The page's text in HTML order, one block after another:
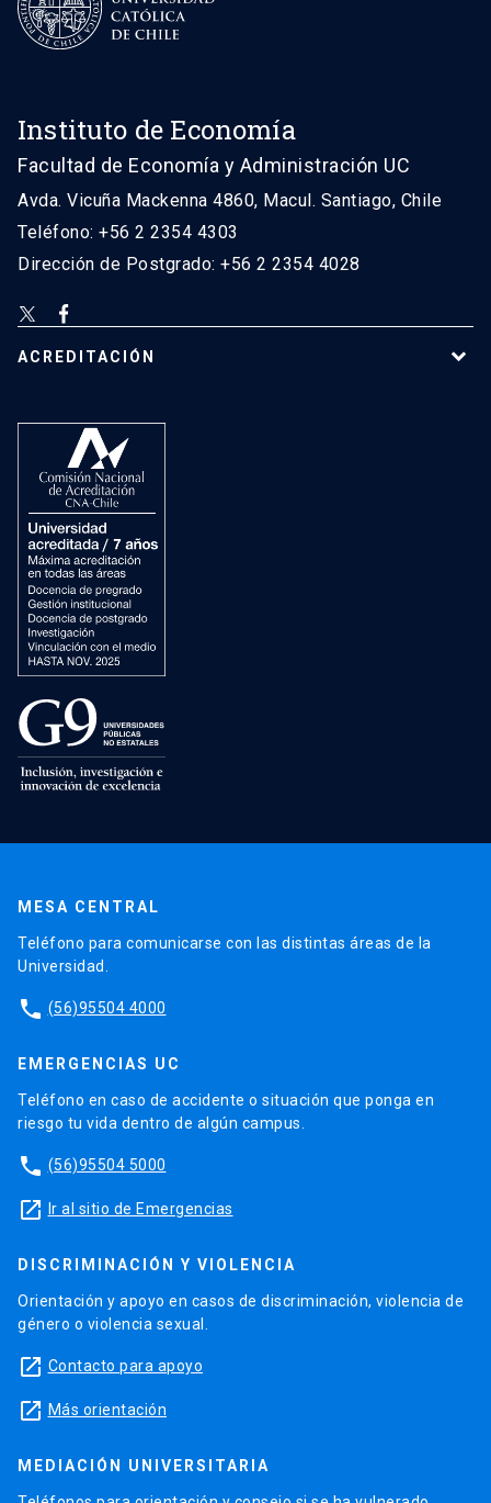
Instituto de Economía
Facultad de Economía y Administración UC
Avda. Vicuña Mackenna 4860, Macul. Santiago, Chile
Teléfono: +56 2 2354 4303
Dirección de Postgrado: +56 2 2354 4028
ACREDITACIÓN
MESA CENTRAL
Teléfono para comunicarse con las distintas áreas de la
Universidad.
phone (56)95504 4000
EMERGENCIAS UC
Teléfono en caso de accidente o situación que ponga en
riesgo tu vida dentro de algún campus.
phone (56)95504 5000
launch Ir al sitio de Emergencias
DISCRIMINACIÓN Y VIOLENCIA
Orientación y apoyo en casos de discriminación, violencia de
género o violencia sexual.
launch Contacto para apoyo
launch Más orientación
MEDIACIÓN UNIVERSITARIA